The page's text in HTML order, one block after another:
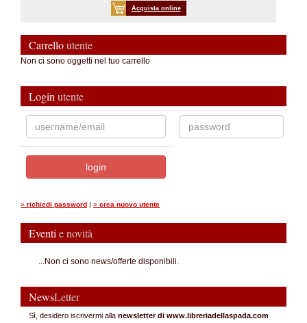
Acquista online
Carrelloutente
Non ci sono oggetti nel tuo carrello
Login utente
» richiedi password | » crea nuovo utente
Eventi e novità
...Non ci sono news/offerte disponibili.
NewsLetter
Sì, desidero iscrivermi alla newsletter di www.libreriadellaspada.com